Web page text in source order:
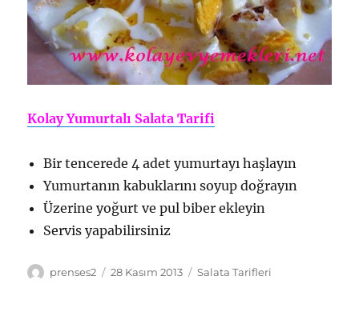
Kolay Yumurtalı Salata Tarifi
Bir tencerede 4 adet yumurtayı haşlayın
Yumurtanın kabuklarını soyup doğrayın
Üzerine yoğurt ve pul biber ekleyin
Servis yapabilirsiniz
Yazar
prenses2
Yayın
28 Kasım 2013 Kategoriler
Salata Tarifleri